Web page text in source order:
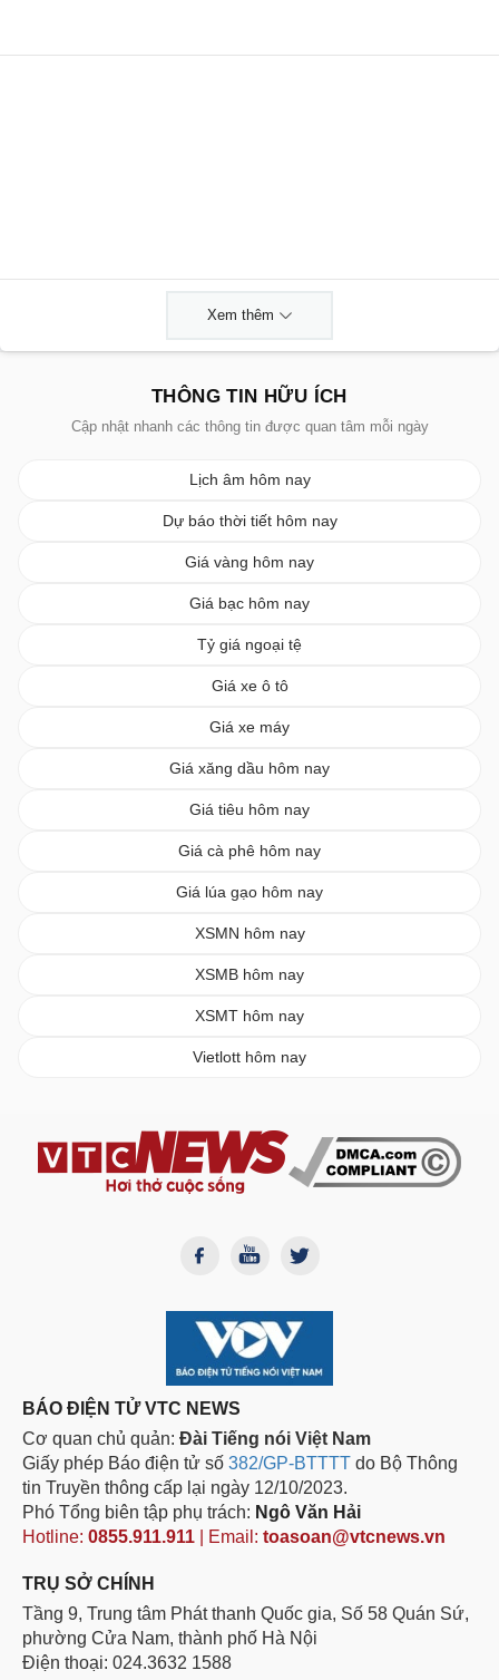
Xem thêm
THÔNG TIN HỮU ÍCH
Cập nhật nhanh các thông tin được quan tâm mỗi ngày
Lịch âm hôm nay
Dự báo thời tiết hôm nay
Giá vàng hôm nay
Giá bạc hôm nay
Tỷ giá ngoại tệ
Giá xe ô tô
Giá xe máy
Giá xăng dầu hôm nay
Giá tiêu hôm nay
Giá cà phê hôm nay
Giá lúa gạo hôm nay
XSMN hôm nay
XSMB hôm nay
XSMT hôm nay
Vietlott hôm nay
BÁO ĐIỆN TỬ VTC NEWS
Cơ quan chủ quản: Đài Tiếng nói Việt Nam
Giấy phép Báo điện tử số 382/GP-BTTTT do Bộ Thông
tin Truyền thông cấp lại ngày 12/10/2023.
Phó Tổng biên tập phụ trách: Ngô Văn Hải
Hotline: 0855.911.911 | Email: toasoan@vtcnews.vn
TRỤ SỞ CHÍNH
Tầng 9, Trung tâm Phát thanh Quốc gia, Số 58 Quán Sứ,
phường Cửa Nam, thành phố Hà Nội
Điện thoại: 024.3632 1588